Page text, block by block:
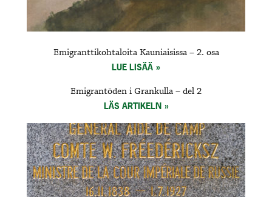
Emigranttikohtaloita Kauniaisissa – 2. osa
LUE LISÄÄ
Emigrantöden i Grankulla – del 2
LÄS ARTIKELN